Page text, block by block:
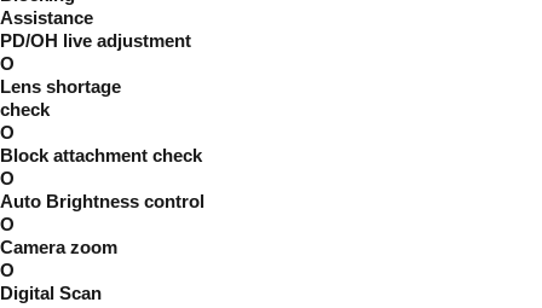
Assistance
PD/OH live adjustment
O
Lens shortage
check
O
Block attachment check
O
Auto Brightness control
O
Camera zoom
O
Digital Scan